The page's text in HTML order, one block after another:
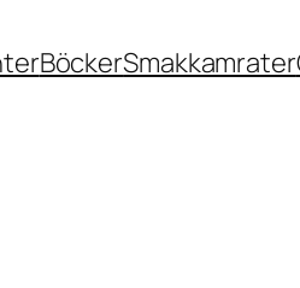
BöckerSmakkamrater